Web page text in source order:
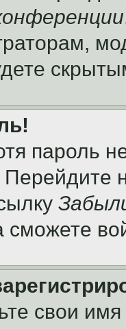
пароль
Перейдите
сможете
свои